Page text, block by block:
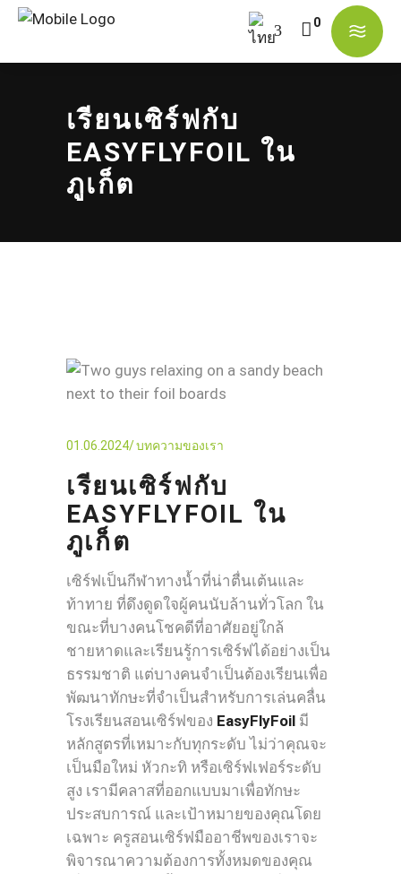
เรียนเซิร์ฟกับ
EASYFLYFOIL ใน
ภูเก็ต
01.06.2024 บทความของเรา
เรียนเซิร์ฟกับ
EASYFLYFOIL ใน
ภูเก็ต
เซิร์ฟเป็นกีฬาทางน้ำที่น่าตื่นเต้นและ
ท้าทาย ที่ดึงดูดใจผู้คนนับล้านทั่วโลก ใน
ขณะที่บางคนโชคดีที่อาศัยอยู่ใกล้
ชายหาดและเรียนรู้การเซิร์ฟได้อย่างเป็น
ธรรมชาติ แต่บางคนจำเป็นต้องเรียนเพื่อ
พัฒนาทักษะที่จำเป็นสำหรับการเล่นคลื่น
โรงเรียนสอนเซิร์ฟของ EasyFlyFoil มี
หลักสูตรที่เหมาะกับทุกระดับ ไม่ว่าคุณจะ
เป็นมือใหม่ หัวกะทิ หรือเซิร์ฟเฟอร์ระดับ
สูง เรามีคลาสที่ออกแบบมาเพื่อทักษะ
ประสบการณ์ และเป้าหมายของคุณโดย
เฉพาะ ครูสอนเซิร์ฟมืออาชีพของเราจะ
พิจารณาความต้องการทั้งหมดของคุณ